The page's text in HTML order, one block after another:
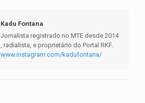
Kadu Fontana
Jornalista registrado no MTE desde 2014
, radialista, e proprietário do Portal RKF.
www.instagram.com/kadufontana/